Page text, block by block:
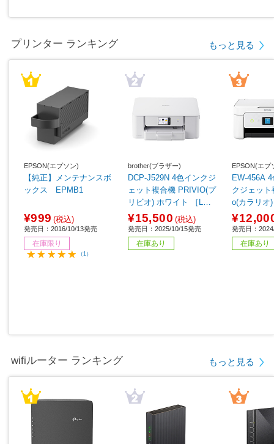
プリンター ランキング もっと見る
EPSON(エプソン)
【純正】メンテナンスボ
ックス EPMB1
¥999 (税込)
発売日：2016/10/13発売
在庫限り
（1）
brother(ブラザー)
DCP-J529N 4色インクジ
ェット複合機 PRIVIO(プ
リビオ) ホワイト ［L判
～A4］
¥15,500 (税込)
発売日：2025/10/15発売
在庫あり
EPSON(エプ
EW-456A
クジェッ
o(カラリオ
［カード
発売日：
在庫あり
wifiルーター ランキング もっと見る